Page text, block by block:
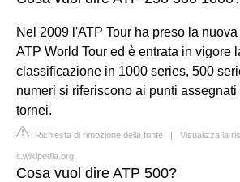
Nel 2009 l'ATP Tour ha preso la
ATP World Tour ed è entrata in vigore
classificazione in 1000 series, 500
numeri si riferiscono ai punti
tornei.
Richiesta di rimozione della fonte | Visualizza la
it.wikipedia.org
Cosa vuol dire ATP 500?